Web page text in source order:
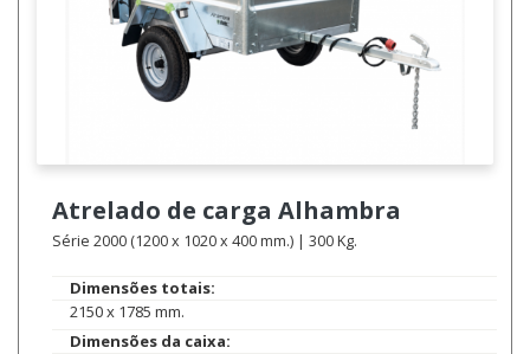
Atrelado de carga Alhambra
Série 2000 (1200 x 1020 x 400 mm.) | 300 Kg.
Dimensões totais:
2150 x 1785 mm.
Dimensões da caixa: